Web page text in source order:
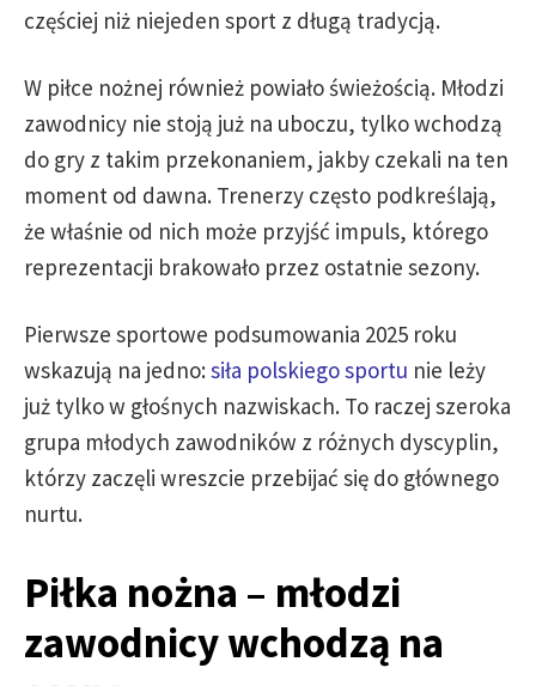
częściej niż niejeden sport z długą tradycją.
W piłce nożnej również powiało świeżością. Młodzi
zawodnicy nie stoją już na uboczu, tylko wchodzą
do gry z takim przekonaniem, jakby czekali na ten
moment od dawna. Trenerzy często podkreślają,
że właśnie od nich może przyjść impuls, którego
reprezentacji brakowało przez ostatnie sezony.
Pierwsze sportowe podsumowania 2025 roku
wskazują na jedno:siła polskiego sportu nie leży
już tylko w głośnych nazwiskach. To raczej szeroka
grupa młodych zawodników z różnych dyscyplin,
którzy zaczęli wreszcie przebijać się do głównego
nurtu.
Piłka nożna – młodzi
zawodnicy wchodzą na